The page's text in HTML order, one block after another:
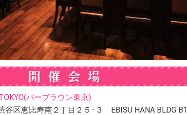
バーブラウン東京)
谷区恵比寿南２丁目２５−３ EBISU HANA BLDG B1